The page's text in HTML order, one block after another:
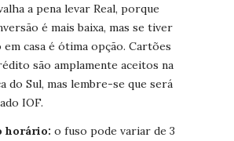
a pena levar Real, porque
é mais baixa, mas se tiver
em casa é ótima opção. Cartões
são amplamente aceitos na
do Sul, mas lembre-se que será
IOF.
horário: o fuso pode variar de 3